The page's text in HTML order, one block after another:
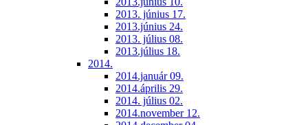
2013. június 17.
2013.június 24.
2013. július 08.
2013.július 18.
2014.
2014.január 09.
2014.április 29.
2014. július 02.
2014.november 12.